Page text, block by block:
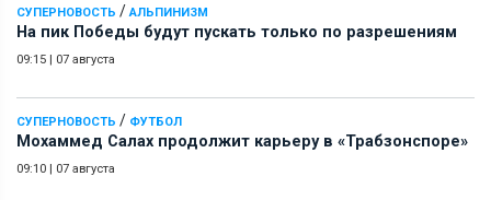
СУПЕРНОВОСТЬ / АЛЬПИНИЗМ
На пик Победы будут пускать только по разрешениям
09:15 | 07 августа
СУПЕРНОВОСТЬ / ФУТБОЛ
Мохаммед Салах продолжит карьеру в «Трабзонспоре»
09:10 | 07 августа